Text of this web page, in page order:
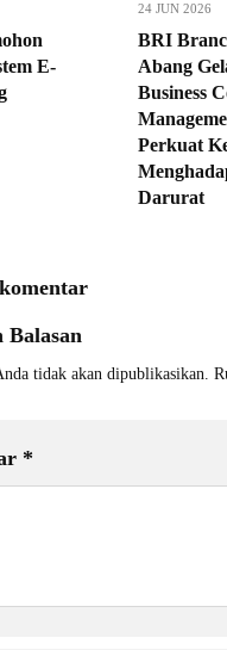
E-
24 JUN 2026
BRI
Abang
Business
Perkuat
Darurat
Balasan
tidak akan dipublikasikan.
*